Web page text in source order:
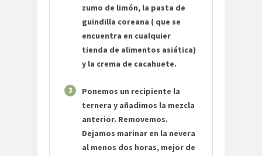
zumo de limón, la pasta de
guindilla coreana ( que se
encuentra en cualquier
tienda de alimentos asiática)
y la crema de cacahuete.
3
Ponemos un recipiente la
ternera y añadimos la mezcla
anterior. Removemos.
Dejamos marinar en la nevera
al menos dos horas, mejor de